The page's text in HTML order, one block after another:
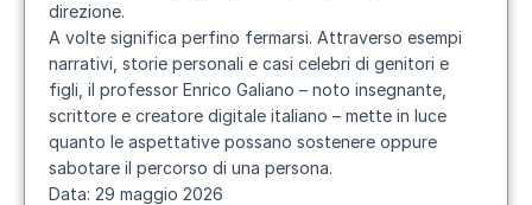
direzione.
A volte significa perfino fermarsi. Attraverso esempi
narrativi, storie personali e casi celebri di genitori e
figli, il professor Enrico Galiano – noto insegnante,
scrittore e creatore digitale italiano – mette in luce
quanto le aspettative possano sostenere oppure
sabotare il percorso di una persona.
Data: 29 maggio 2026